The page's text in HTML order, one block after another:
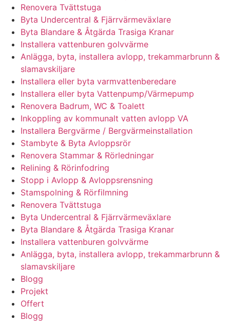
Renovera Tvättstuga
Byta Undercentral & Fjärrvärmeväxlare
Byta Blandare & Åtgärda Trasiga Kranar
Installera vattenburen golvvärme
Anlägga, byta, installera avlopp, trekammarbrunn &
slamavskiljare
Installera eller byta varmvattenberedare
Installera eller byta Vattenpump/Värmepump
Renovera Badrum, WC & Toalett
Inkoppling av kommunalt vatten avlopp VA
Installera Bergvärme / Bergvärmeinstallation
Stambyte & Byta Avloppsrör
Renovera Stammar & Rörledningar
Relining & Rörinfodring
Stopp i Avlopp & Avloppsrensning
Stamspolning & Rörfilmning
Renovera Tvättstuga
Byta Undercentral & Fjärrvärmeväxlare
Byta Blandare & Åtgärda Trasiga Kranar
Installera vattenburen golvvärme
Anlägga, byta, installera avlopp, trekammarbrunn &
slamavskiljare
Blogg
Projekt
Offert
Blogg